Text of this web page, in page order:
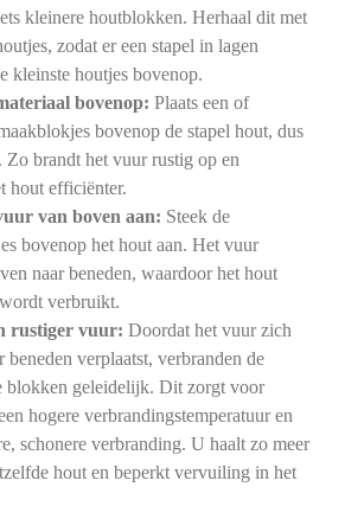
kleinere houtblokken. Herhaal dit met
zodat er een stapel in lagen
kleinste houtjes bovenop.
bovenop: Plaats een of
bovenop de stapel hout, dus
Zo brandt het vuur rustig op en
hout efficiënter.
van boven aan: Steek de
bovenop het hout aan. Het vuur
naar beneden, waardoor het hout
verbruikt.
rustiger vuur: Doordat het vuur zich
beneden verplaatst, verbranden de
blokken geleidelijk. Dit zorgt voor
hogere verbrandingstemperatuur en
schonere verbranding. U haalt zo meer
hout en beperkt vervuiling in het